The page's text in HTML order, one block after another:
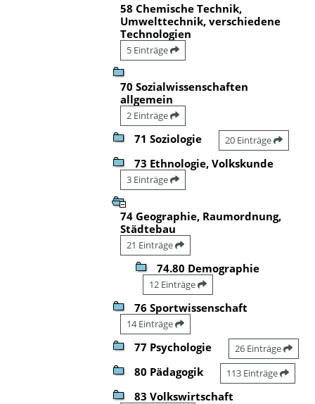
58 Chemische Technik,
Umwelttechnik, verschiedene
Technologien
5 Einträge
70 Sozialwissenschaften
allgemein
2 Einträge
71 Soziologie 20 Einträge
73 Ethnologie, Volkskunde
3 Einträge
74 Geographie, Raumordnung,
Städtebau
21 Einträge
74.80 Demographie
12 Einträge
76 Sportwissenschaft
14 Einträge
77 Psychologie 26 Einträge
80 Pädagogik 113 Einträge
83 Volkswirtschaft